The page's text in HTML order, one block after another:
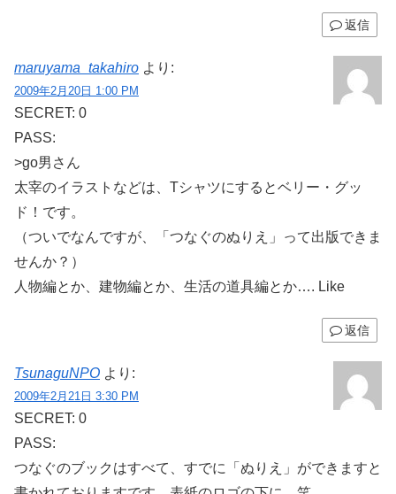
返信
maruyama_takahiro より:
2009年2月20日 1:00 PM
SECRET: 0
PASS:
>go男さん
太宰のイラストなどは、Tシャツにするとベリー・グッ
ド！です。
（ついでなんですが、「つなぐのぬりえ」って出版できま
せんか？）
人物編とか、建物編とか、生活の道具編とか…. Like
返信
TsunaguNPO より:
2009年2月21日 3:30 PM
SECRET: 0
PASS:
つなぐのブックはすべて、すでに「ぬりえ」ができますと